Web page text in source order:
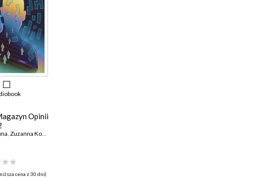
Opinii
, Zuzanna Kowalczyk
cena z 30 dni)